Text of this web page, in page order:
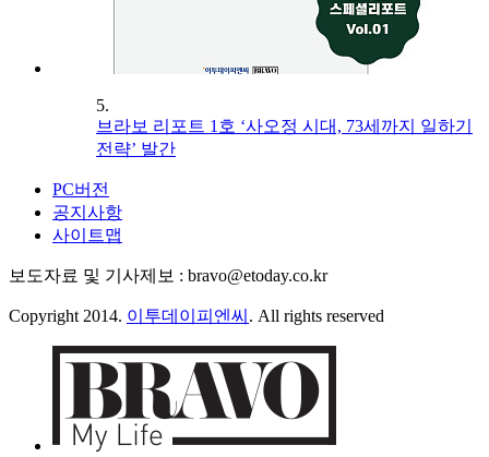
5.
브라보 리포트 1호 ‘사오정 시대, 73세까지 일하기
전략’ 발간
PC버전
공지사항
사이트맵
보도자료 및 기사제보 : bravo@etoday.co.kr
Copyright 2014. 이투데이피엔씨 . All rights reserved